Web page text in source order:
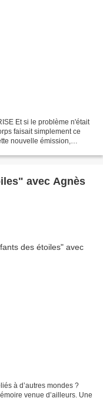
Et si le problème n'était
faisait simplement ce
nouvelle émission,
avec Agnès
à d’autres mondes ?
venue d’ailleurs. Une